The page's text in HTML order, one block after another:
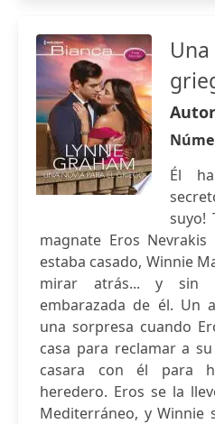
Él
suyo!
magnate Eros
estaba casado, Winnie
mirar atrás... y sin
embarazada de él. Un
una sorpresa cuando
casa para reclamar a
casara con él para
heredero. Eros se la
Mediterráneo, y Winnie